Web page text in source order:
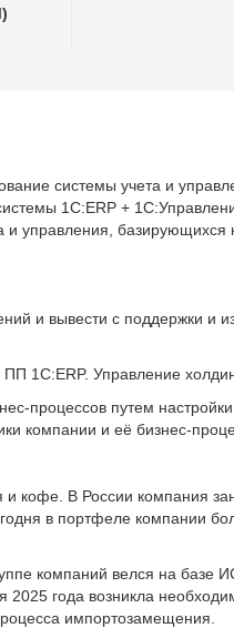
системы учета и
1С:ERP +
и управления,
и вывести с поддержки и
1С:ERP. Управление
процессов путем
компании и её бизнес-
кофе. В России компания
в портфеле компании
компаний велся на базе
года возникла
импортозамещения.